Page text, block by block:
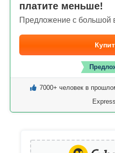
платите меньше!
Предложение с большой
7000+ человек в